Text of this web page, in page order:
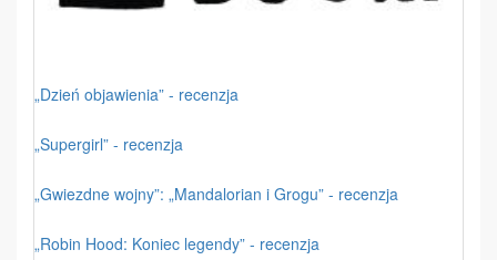
„Dzień objawienia” - recenzja
„Supergirl” - recenzja
„Gwiezdne wojny”: „Mandalorian i Grogu” - recenzja
„Robin Hood: Koniec legendy” - recenzja